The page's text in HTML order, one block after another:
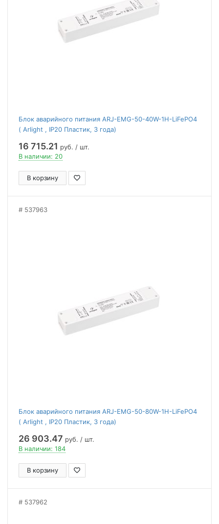
Блок аварийного питания ARJ-EMG-50-40W-1H-LiFePO4
( Arlight , IP20 Пластик, 3 года)
16 715.21 руб. / шт.
В наличии: 20
В корзину
537963
Блок аварийного питания ARJ-EMG-50-80W-1H-LiFePO4
( Arlight , IP20 Пластик, 3 года)
26 903.47 руб. / шт.
В наличии: 184
В корзину
537962